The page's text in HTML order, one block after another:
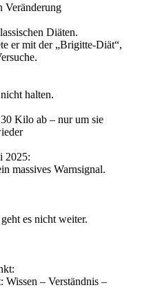
Veränderung
Diäten.
er mit der „Brigitte-Diät“,
halten.
Kilo ab – nur um sie
2025:
massives Warnsignal.
es nicht weiter.
Wissen – Verständnis –